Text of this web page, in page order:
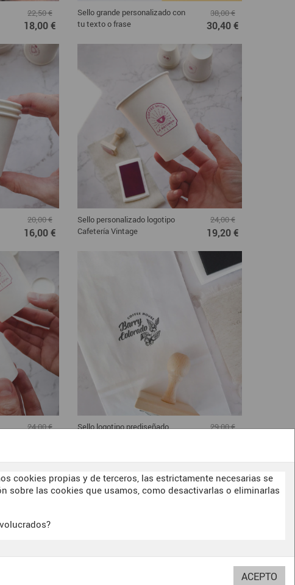
cookies propias y de terceros, las estrictamente necesarias se
sobre las cookies que usamos, como desactivarlas o eliminarlas
22,50 €
18,00 €
Sello grande personalizado con
tu texto o frase
38,00 €
30,40 €
20,00 €
16,00 €
Sello personalizado logotipo
Cafetería Vintage
24,00 €
19,20 €
24,00 €
Sello logotipo prediseñado
29,00 €